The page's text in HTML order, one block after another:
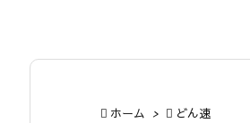
 ホーム >  どん速